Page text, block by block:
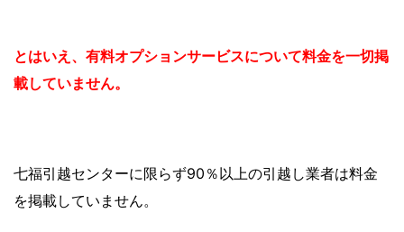
とはいえ、有料オプションサービスについて料金を一切掲
載していません。
七福引越センターに限らず90％以上の引越し業者は料金
を掲載していません。